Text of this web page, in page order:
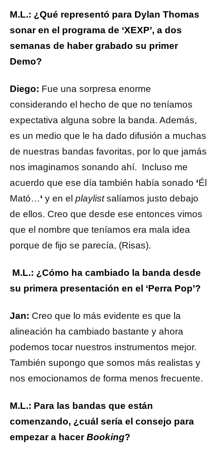
M.L.: ¿Qué representó para Dylan Thomas
sonar en el programa de ‘XEXP’, a dos
semanas de haber grabado su primer
Demo?
Diego: Fue una sorpresa enorme
considerando el hecho de que no teníamos
expectativa alguna sobre la banda. Además,
es un medio que le ha dado difusión a muchas
de nuestras bandas favoritas, por lo que jamás
nos imaginamos sonando ahí. Incluso me
acuerdo que ese día también había sonado ‘Él
Mató…‘ y en el playlistsalíamos justo debajo
de ellos. Creo que desde ese entonces vimos
que el nombre que teníamos era mala idea
porque de fijo se parecía, (Risas).
M.L.: ¿Cómo ha cambiado la banda desde
su primera presentación en el ‘Perra Pop’?
Jan: Creo que lo más evidente es que la
alineación ha cambiado bastante y ahora
podemos tocar nuestros instrumentos mejor.
También supongo que somos más realistas y
nos emocionamos de forma menos frecuente.
M.L.: Para las bandas que están
comenzando, ¿cuál sería el consejo para
empezar a hacerBooking?